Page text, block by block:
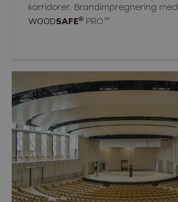
korridorer. Brandimpregnering med
WOODSAFE® PRO™